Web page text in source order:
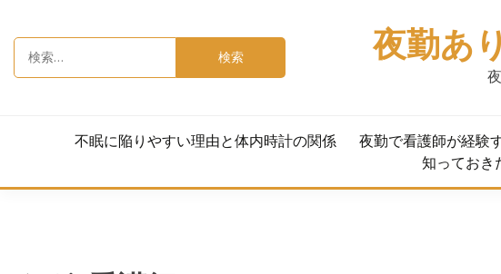
content
索:
夜勤あ
不眠に陥りやすい理由と体内時計の関係 夜勤で看護師が経験
知っておき